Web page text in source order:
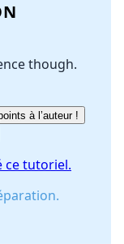
though.
à l’auteur !
ce tutoriel.